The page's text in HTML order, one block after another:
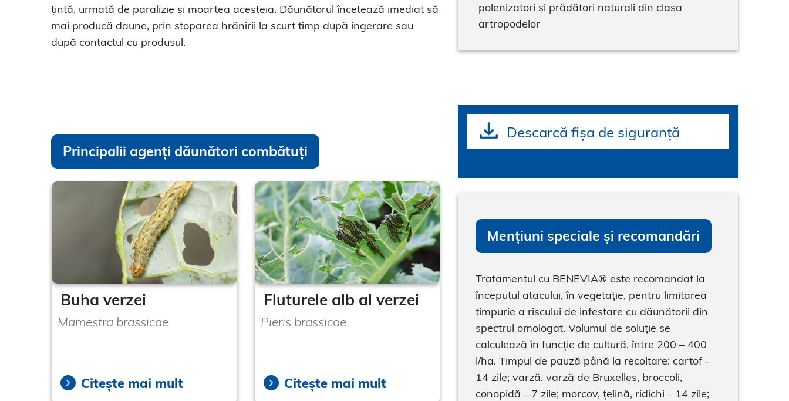
țintă, urmată de paralizie și moartea acesteia. Dăunătorul încetează imediat să
mai producă daune, prin stoparea hrănirii la scurt timp după ingerare sau
după contactul cu produsul.
polenizatori și prădători naturali din clasa
artropodelor
Principalii agenți dăunători combătuți
Buha verzei
Mamestra brassicae
Citește mai mult
Fluturele alb al verzei
Pieris brassicae
Citește mai mult
Descarcă fișa de siguranță
Mențiuni speciale și recomandări
Tratamentul cu BENEVIA® este recomandat la
începutul atacului, în vegetație, pentru limitarea
timpurie a riscului de infestare cu dăunătorii din
spectrul omologat. Volumul de soluție se
calculează în funcție de cultură, între 200 – 400
l/ha. Timpul de pauză până la recoltare: cartof –
14 zile; varză, varză de Bruxelles, broccoli,
conopidă - 7 zile; morcov, țelină, ridichi - 14 zile;